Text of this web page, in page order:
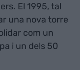
El 1995, tal
una nova torre
com un
i un dels 50